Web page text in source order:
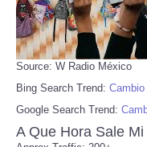
Source: W Radio México
Bing Search Trend:
Google Search Trend:
A Que Hora Sale